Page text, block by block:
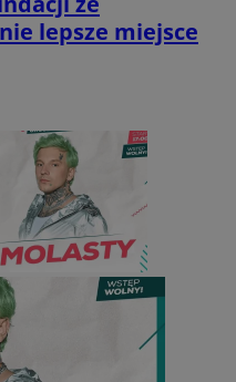
lepsze miejsce